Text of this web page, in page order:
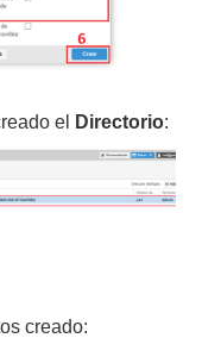
el Directorio:
creado: